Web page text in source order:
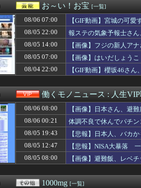
【スパロボ】エリクト「僕がラスボス
【画像】誰とエッチしたいか見解が
パドレス39億ドルで売却←これ
『オッス！はるかちゃん』全巻「99
パチンコ業界、経営法人数は10年間
【なぜ韓国にはキム姓が多いのか】
兵庫県の左派の既得利権を斎藤知事が
【悲報】ワイ「イケボなんかなぁ…(
3口で飽きる食べ物
娘の友達を出禁にしたい
母はある金融機関の、保険と貯金を
【衝撃】手巻きタバコとかいうコス
れいわ信者「れいわ新選組は無くな
パ・リーグ順位表、やばいwww
【悲報】プーチン「あえて申し上げ
韓国人「日本で新発売Galaxy Z Fold
ウト「つわりは気の持ちようだから
5年以上、耳掃除してないワイが、耳
セレッソ大阪がFCザンクトパウリか
熊本の八代民なんやが家の中がある程
お～い！お宝 [一覧]
08/06 07:00
【GIF動画】宮城の可
08/05 22:00
報ステの気象予報士さ
08/05 14:00
【画像】フジの新人ア
08/05 07:00
【画像】はいだしょう
08/04 22:00
【GIF動画】櫻坂46さ
働くモノニュース : 人生
08/06 08:00
【画像】日本さん、避
08/06 00:21
体調不良で休んでパチ
08/05 19:43
【悲報】日本人、バカ
08/05 12:47
【悲報】NISA大暴落
08/05 08:00
【画像】避難飯、レベ
1000mg [一覧]